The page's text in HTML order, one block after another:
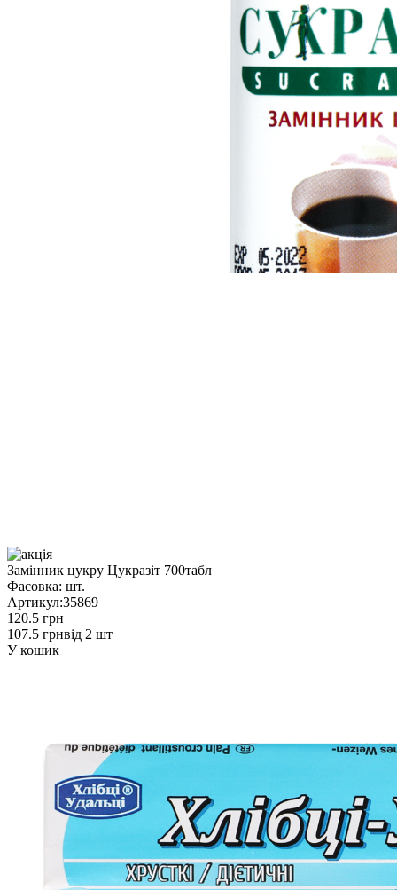
Замінник цукру Цукразіт 700табл
Фасовка: шт.
Артикул:35869
120.5 грн
107.5 грнвід 2 шт
У кошик